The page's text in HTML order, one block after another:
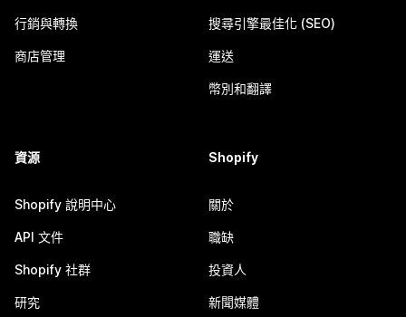
行銷與轉換
商店管理
搜尋引擎最佳化 (SEO)
運送
幣別和翻譯
資源
Shopify 說明中心
API 文件
Shopify 社群
研究
Shopify
關於
職缺
投資人
新聞媒體